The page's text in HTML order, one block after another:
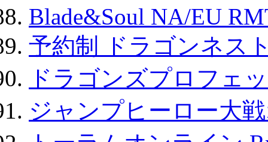
Blade&Soul NA/EU
予約制 ドラゴンネス
ドラゴンズプロフェ
ジャンプヒーロー大